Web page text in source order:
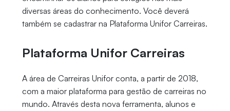
diversas áreas do conhecimento. Você deverá
também se cadastrar na Plataforma Unifor Carreiras.
Plataforma Unifor Carreiras
A área de Carreiras Unifor conta, a partir de 2018,
com a maior plataforma para gestão de carreiras no
mundo. Através desta nova ferramenta, alunos e